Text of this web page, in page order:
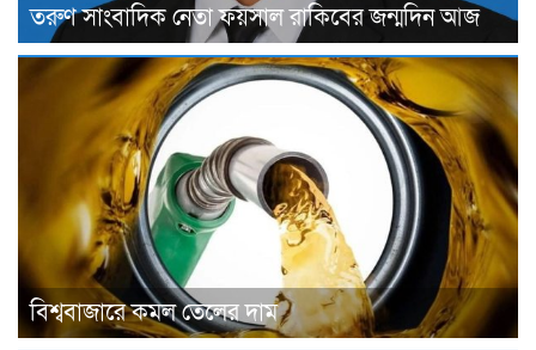
তরুণ সাংবাদিক নেতা ফয়সাল রাকিবের জন্মদিন আজ
বিশ্ববাজারে কমল তেলের দাম